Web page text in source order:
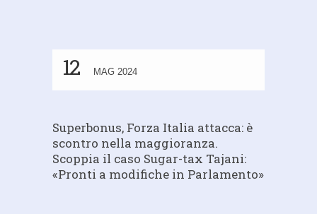
12 MAG 2024
Superbonus, Forza Italia attacca: è
scontro nella maggioranza.
Scoppia il caso Sugar-tax Tajani:
«Pronti a modifiche in Parlamento»